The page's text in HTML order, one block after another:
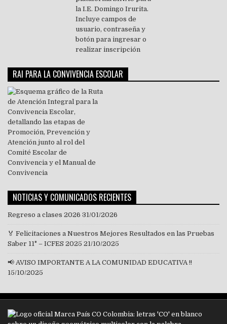
RAI PARA LA CONVIVENCIA ESCOLAR
NOTICIAS Y COMUNICADOS RECIENTES
Regreso a clases 2026 31/01/2026
🏅 Felicitaciones a Nuestros Mejores Resultados en las Pruebas
Saber 11° – ICFES 2025 21/10/2025
📢 AVISO IMPORTANTE A LA COMUNIDAD EDUCATIVA !!
15/10/2025